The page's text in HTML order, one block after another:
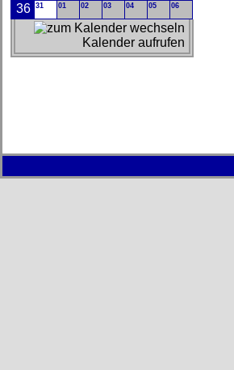
36 31 01 02 03 04 05 06
Kalender aufrufen